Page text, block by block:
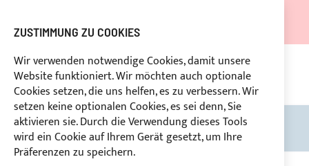
AUSGESETZT.
RABATTE FÜR BRANCHENBETREIBER VORBEHALTEN
RÜCKTRITTSRECHTinnerhalb von 14 Tagen
Search
ZUSTIMMUNG ZU COOKIES
Wir verwenden notwendige Cookies, damit unsere
Website funktioniert. Wir möchten auch optionale
Cookies setzen, die uns helfen, es zu verbessern. Wir
setzen keine optionalen Cookies, es sei denn, Sie
aktivieren sie. Durch die Verwendung dieses Tools
wird ein Cookie auf Ihrem Gerät gesetzt, um Ihre
Präferenzen zu speichern.